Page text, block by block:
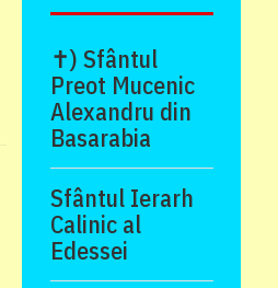
✝) Sfântul
Preot Mucenic
Alexandru din
Basarabia
Sfântul Ierarh
Calinic al
Edessei